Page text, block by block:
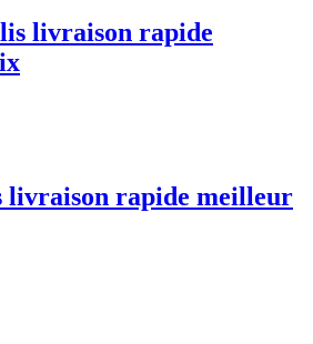
livraison rapide
livraison rapide meilleur